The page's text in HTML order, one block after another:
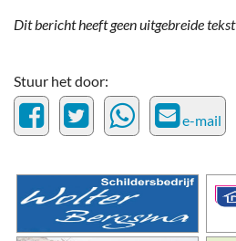
Dit bericht heeft geen uitgebreide tekst
Stuur het door:
e-mail